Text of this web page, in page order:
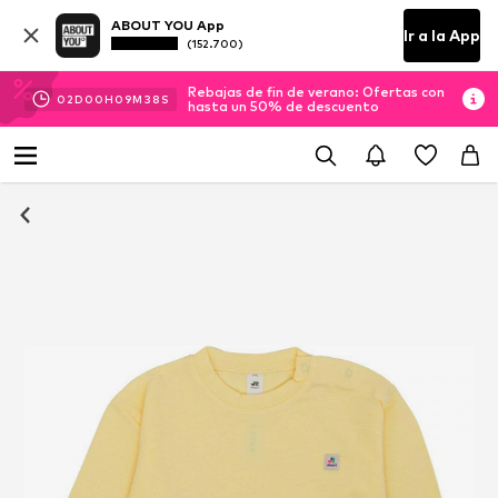
ABOUT YOU App
(152.700) Ir a la App
02D 00H 09M 38 S
Rebajas de fin de verano: Ofertas con
hasta un 50% de descuento